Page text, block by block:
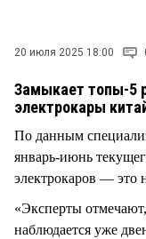
20 июля 2025 18:00
Замыкает топы-5
электрокары
По данным
январь-июнь
электрокаров — это
«Эксперты
наблюдается уже